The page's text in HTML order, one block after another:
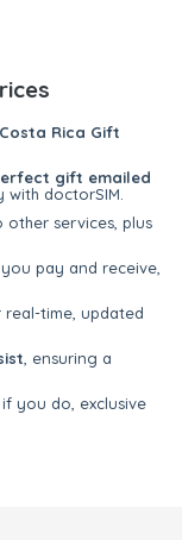
Rica Gift
gift emailed
doctorSIM.
other services, plus
pay and receive,
time, updated
, ensuring a
you do, exclusive